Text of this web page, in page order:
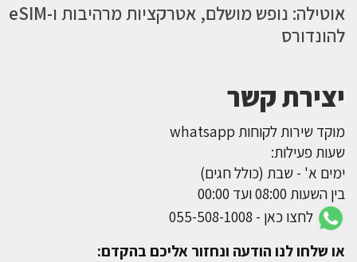
אוטילה: נופש מושלם, אטרקציות מרהיבות ו-eSIM
להונדורס
יצירת קשר
מוקד שירות לקוחות whatsapp
שעות פעילות:
ימים א' - שבת (כולל חגים)
בין השעות 08:00 ועד 00:00
לחצו כאן - 055-508-1008
או שלחו לנו הודעה ונחזור אליכם בהקדם: